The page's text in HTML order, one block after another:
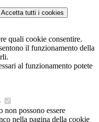
Accetta tutti i cookies
quali cookie consentire.
il funzionamento della
al funzionamento potete
non possono essere
nella pagina della cookie